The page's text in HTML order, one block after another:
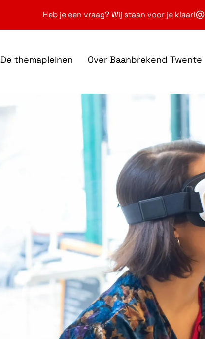
Heb je een vraag? Wij staan voor je klaar!
De themapleinen Over Baanbrekend Twente